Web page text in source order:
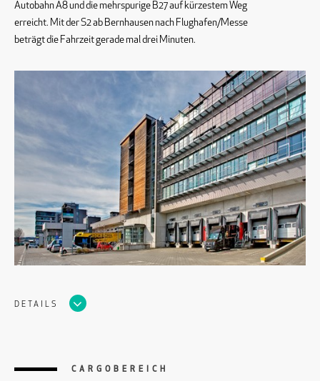
Autobahn A8 und die mehrspurige B27 auf kürzestem Weg
erreicht. Mit der S2 ab Bernhausen nach Flughafen/Messe
beträgt die Fahrzeit gerade mal drei Minuten.
DETAILS
CARGOBEREICH